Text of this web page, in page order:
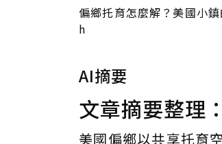
偏鄉托育怎麼解？美國小
h
AI摘要
文章摘要整理：
美國偏鄉以共享托育